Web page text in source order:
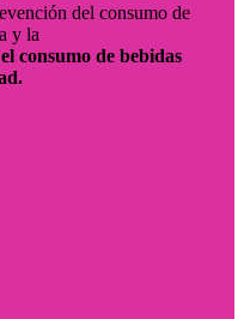
del consumo de
y la
consumo de bebidas